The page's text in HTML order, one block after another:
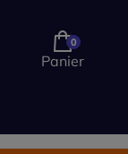
0
Panier